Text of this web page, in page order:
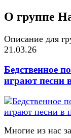
О группе
Описание для
21.03.26
Бедственное
играют песни
Многие из нас